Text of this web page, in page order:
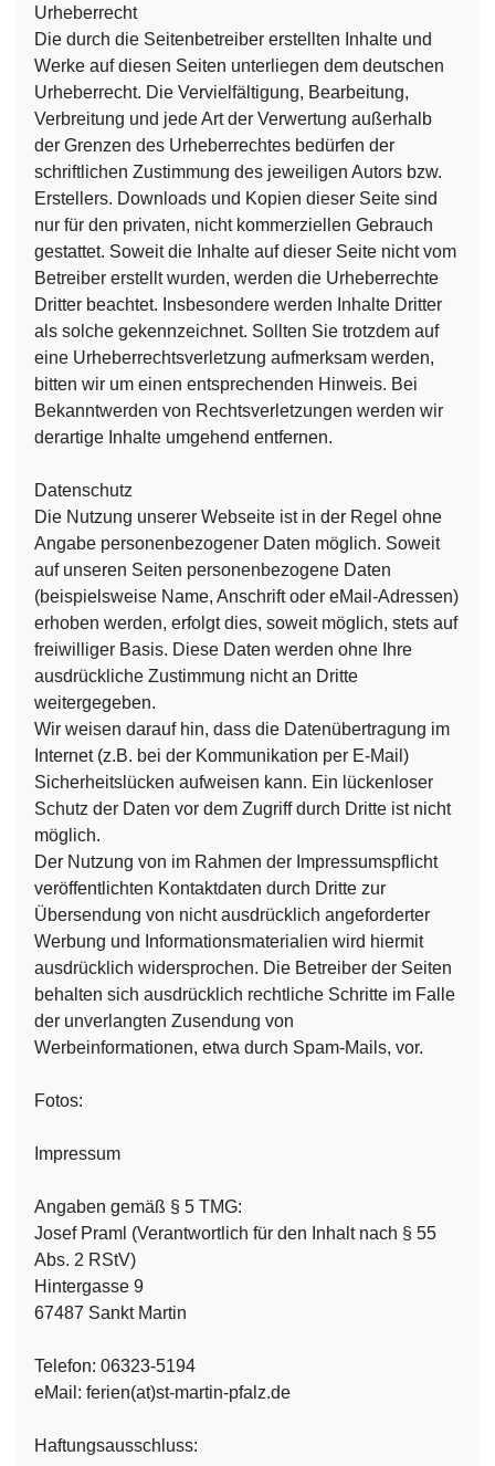
Urheberrecht
Die durch die Seitenbetreiber erstellten Inhalte und
Werke auf diesen Seiten unterliegen dem deutschen
Urheberrecht. Die Vervielfältigung, Bearbeitung,
Verbreitung und jede Art der Verwertung außerhalb
der Grenzen des Urheberrechtes bedürfen der
schriftlichen Zustimmung des jeweiligen Autors bzw.
Erstellers. Downloads und Kopien dieser Seite sind
nur für den privaten, nicht kommerziellen Gebrauch
gestattet. Soweit die Inhalte auf dieser Seite nicht vom
Betreiber erstellt wurden, werden die Urheberrechte
Dritter beachtet. Insbesondere werden Inhalte Dritter
als solche gekennzeichnet. Sollten Sie trotzdem auf
eine Urheberrechtsverletzung aufmerksam werden,
bitten wir um einen entsprechenden Hinweis. Bei
Bekanntwerden von Rechtsverletzungen werden wir
derartige Inhalte umgehend entfernen.
Datenschutz
Die Nutzung unserer Webseite ist in der Regel ohne
Angabe personenbezogener Daten möglich. Soweit
auf unseren Seiten personenbezogene Daten
(beispielsweise Name, Anschrift oder eMail-Adressen)
erhoben werden, erfolgt dies, soweit möglich, stets auf
freiwilliger Basis. Diese Daten werden ohne Ihre
ausdrückliche Zustimmung nicht an Dritte
weitergegeben.
Wir weisen darauf hin, dass die Datenübertragung im
Internet (z.B. bei der Kommunikation per E-Mail)
Sicherheitslücken aufweisen kann. Ein lückenloser
Schutz der Daten vor dem Zugriff durch Dritte ist nicht
möglich.
Der Nutzung von im Rahmen der Impressumspflicht
veröffentlichten Kontaktdaten durch Dritte zur
Übersendung von nicht ausdrücklich angeforderter
Werbung und Informationsmaterialien wird hiermit
ausdrücklich widersprochen. Die Betreiber der Seiten
behalten sich ausdrücklich rechtliche Schritte im Falle
der unverlangten Zusendung von
Werbeinformationen, etwa durch Spam-Mails, vor.
Fotos:
Impressum
Angaben gemäß § 5 TMG:
Josef Praml (Verantwortlich für den Inhalt nach § 55
Abs. 2 RStV)
Hintergasse 9
67487 Sankt Martin
Telefon: 06323-5194
eMail: ferien(at)st-martin-pfalz.de
Haftungsausschluss: